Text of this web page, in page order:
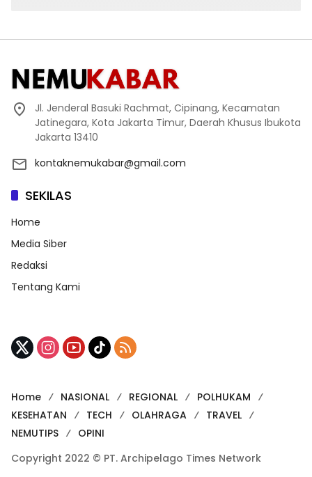
Jl. Jenderal Basuki Rachmat, Cipinang, Kecamatan
Jatinegara, Kota Jakarta Timur, Daerah Khusus Ibukota
Jakarta 13410
kontaknemukabar@gmail.com
SEKILAS
Home
Media Siber
Redaksi
Tentang Kami
Home NASIONAL REGIONAL
POLHUKAM
KESEHATAN
TECH OLAHRAGA
TRAVEL
NEMUTIPS
OPINI
Copyright 2022 © PT. Archipelago Times Network